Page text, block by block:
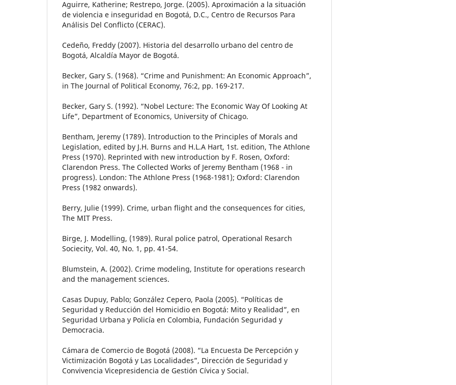
Aguirre, Katherine; Restrepo, Jorge. (2005). Aproximación a la situación
de violencia e inseguridad en Bogotá, D.C., Centro de Recursos Para
Análisis Del Conflicto (CERAC).
Cedeño, Freddy (2007). Historia del desarrollo urbano del centro de
Bogotá, Alcaldía Mayor de Bogotá.
Becker, Gary S. (1968). “Crime and Punishment: An Economic Approach”,
in The Journal of Political Economy, 76:2, pp. 169-217.
Becker, Gary S. (1992). “Nobel Lecture: The Economic Way Of Looking At
Life”, Department of Economics, University of Chicago.
Bentham, Jeremy (1789). Introduction to the Principles of Morals and
Legislation, edited by J.H. Burns and H.L.A Hart, 1st. edition, The Athlone
Press (1970). Reprinted with new introduction by F. Rosen, Oxford:
Clarendon Press. The Collected Works of Jeremy Bentham (1968 - in
progress). London: The Athlone Press (1968-1981); Oxford: Clarendon
Press (1982 onwards).
Berry, Julie (1999). Crime, urban flight and the consequences for cities,
The MIT Press.
Birge, J. Modelling, (1989). Rural police patrol, Operational Resarch
Sociecity, Vol. 40, No. 1, pp. 41-54.
Blumstein, A. (2002). Crime modeling, Institute for operations research
and the management sciences.
Casas Dupuy, Pablo; González Cepero, Paola (2005). “Políticas de
Seguridad y Reducción del Homicidio en Bogotá: Mito y Realidad”, en
Seguridad Urbana y Policía en Colombia, Fundación Seguridad y
Democracia.
Cámara de Comercio de Bogotá (2008). “La Encuesta De Percepción y
Victimización Bogotá y Las Localidades”, Dirección de Seguridad y
Convivencia Vicepresidencia de Gestión Cívica y Social.